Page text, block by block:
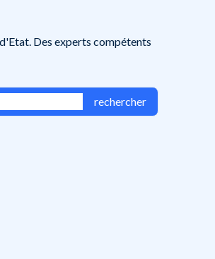
Des experts compétents
rechercher